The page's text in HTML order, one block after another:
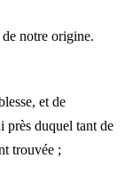
notre origine.
et de
duquel tant de
trouvée ;